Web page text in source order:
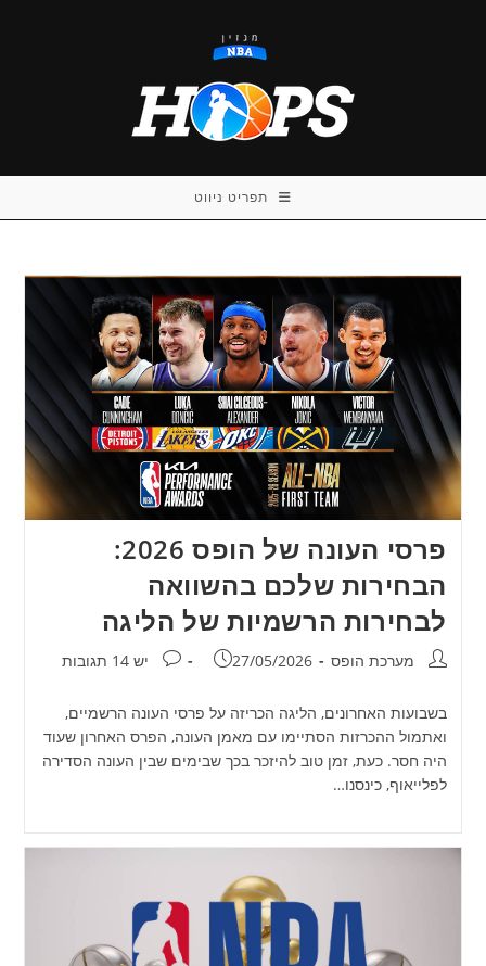
תפריט ניווט
פרסי העונה של הופס 2026:
הבחירות שלכם בהשוואה
לבחירות הרשמיות של הליגה
מחבר:מערכת הופס פורסם:
27/05/2026 תגובות:
יש 14 תגובות
בשבועות האחרונים, הליגה הכריזה על פרסי העונה הרשמיים,
ואתמול ההכרזות הסתיימו עם מאמן העונה, הפרס האחרון שעוד
היה חסר. כעת, זמן טוב להיזכר בכך שבימים שבין העונה הסדירה
לפלייאוף, כינסנו…